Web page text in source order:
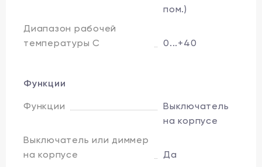
пом.)
Диапазон рабочей
температуры C
0...+40
Функции
Функции
Выключатель
на корпусе
Выключатель или диммер
на корпусе
Да